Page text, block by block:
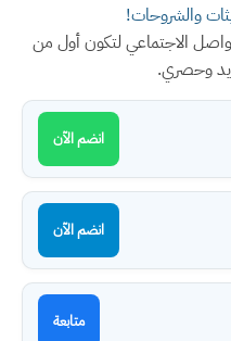
والشروحات!
الاجتماعي لتكون أول من
وحصري.
انضم الآن
انضم الآن
متابعة